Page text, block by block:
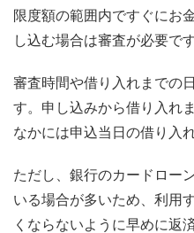
限度額の範囲内ですぐにお
し込む場合は審査が必要で
審査時間や借り入れまでの
す。申し込みから借り入れ
なかには申込当日の借り入
ただし、銀行のカードロー
いる場合が多いため、利用
くならないように早めに返